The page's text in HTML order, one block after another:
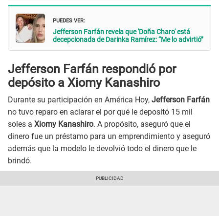
PUEDES VER:
Jefferson Farfán revela que 'Doña Charo' está
decepcionada de Darinka Ramírez: “Me lo advirtió”
Jefferson Farfán respondió por
depósito a Xiomy Kanashiro
Durante su participación en América Hoy, Jefferson Farfán
no tuvo reparo en aclarar el por qué le depositó 15 mil
soles a Xiomy Kanashiro. A propósito, aseguró que el
dinero fue un préstamo para un emprendimiento y aseguró
además que la modelo le devolvió todo el dinero que le
brindó.